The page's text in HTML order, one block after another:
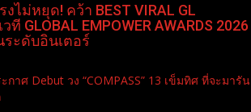
ไม่หยุด! คว้า BEST VIRAL GL
วที GLOBAL EMPOWER AWARDS 2026
ะดับอินเตอร์
กาศ Debut วง “COMPASS” 13 เข็มทิศ ที่จะมารัน